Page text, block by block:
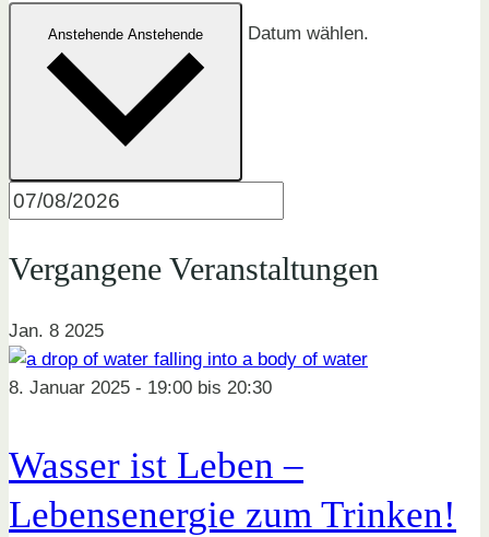
Anstehende Anstehende Datum wählen.
Vergangene Veranstaltungen
Jan. 8 2025
8. Januar 2025 - 19:00 bis 20:30
Wasser ist Leben –
Lebensenergie zum Trinken!